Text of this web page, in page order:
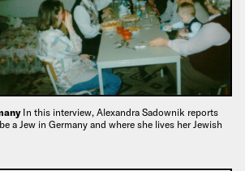
In this interview, Alexandra Sadownik reports
a Jew in Germany and where she lives her Jewish